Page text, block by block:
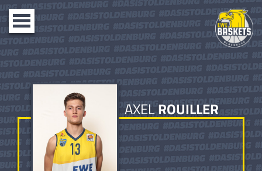
Toggle
navigation
AXELROUILLER